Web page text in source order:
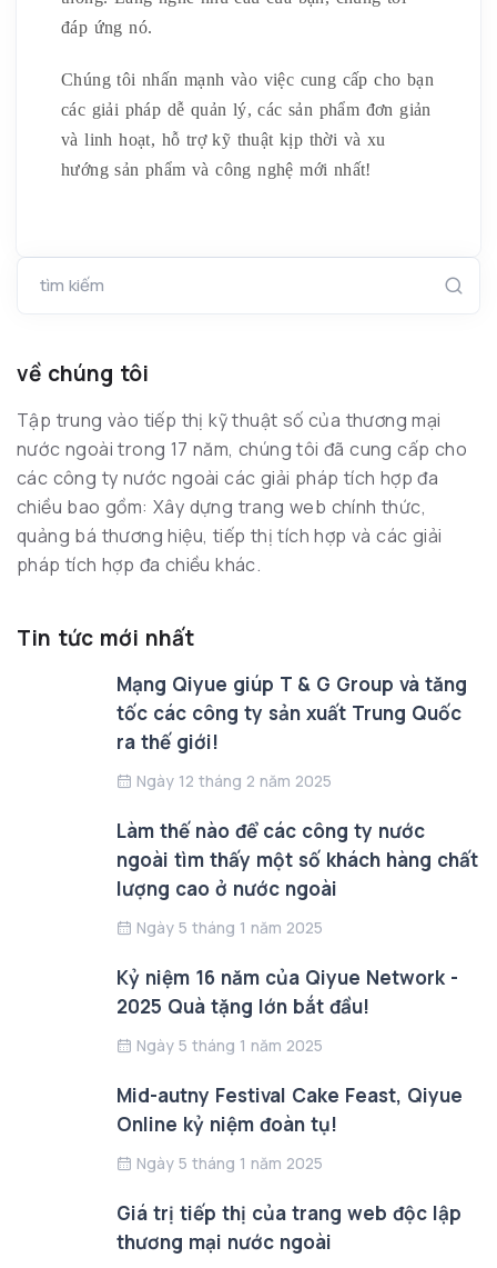
đáp ứng nó.
Chúng tôi nhấn mạnh vào việc cung cấp cho bạn
các giải pháp dễ quản lý, các sản phẩm đơn giản
và linh hoạt, hỗ trợ kỹ thuật kịp thời và xu
hướng sản phẩm và công nghệ mới nhất!
tìm kiếm
về chúng tôi
Tập trung vào tiếp thị kỹ thuật số của thương mại
nước ngoài trong 17 năm, chúng tôi đã cung cấp cho
các công ty nước ngoài các giải pháp tích hợp đa
chiều bao gồm: Xây dựng trang web chính thức,
quảng bá thương hiệu, tiếp thị tích hợp và các giải
pháp tích hợp đa chiều khác.
Tin tức mới nhất
Mạng Qiyue giúp T & G Group và tăng
tốc các công ty sản xuất Trung Quốc
ra thế giới!
Ngày 12 tháng 2 năm 2025
Làm thế nào để các công ty nước
ngoài tìm thấy một số khách hàng chất
lượng cao ở nước ngoài
Ngày 5 tháng 1 năm 2025
Kỷ niệm 16 năm của Qiyue Network -
2025 Quà tặng lớn bắt đầu!
Ngày 5 tháng 1 năm 2025
Mid-autny Festival Cake Feast, Qiyue
Online kỷ niệm đoàn tụ!
Ngày 5 tháng 1 năm 2025
Giá trị tiếp thị của trang web độc lập
thương mại nước ngoài